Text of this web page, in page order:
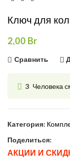
Ключ для
2,00 Br
Сравнить
3 Человека
Категория:
Поделиться:
АКЦИИ И